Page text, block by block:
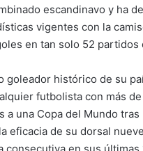
escandinavo y ha
vigentes con la
en tan solo 52 partidos
histórico de su
futbolista con más
a una Copa del Mundo
eficacia de su dorsal